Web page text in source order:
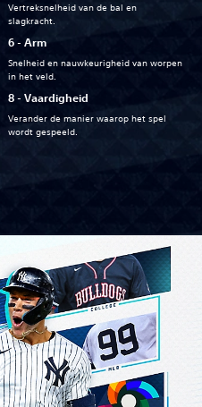
Vertreksnelheid van de bal en
slagkracht.
‎6 -‏ Arm
Snelheid en nauwkeurigheid van worpen
in het veld.
‎8 -‏ Vaardigheid
Verander de manier waarop het spel
wordt gespeeld.